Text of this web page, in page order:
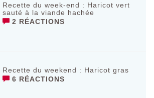
Recette du week-end : Haricot vert
sauté à la viande hachée
2 RÉACTIONS
Recette du weekend : Haricot gras
6 RÉACTIONS